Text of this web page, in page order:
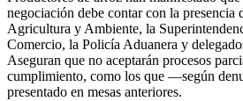
negociación debe contar con la presencia
Agricultura y Ambiente, la
Comercio, la Policía Aduanera y
Aseguran que no aceptarán procesos
cumplimiento, como los que —según
presentado en mesas anteriores.